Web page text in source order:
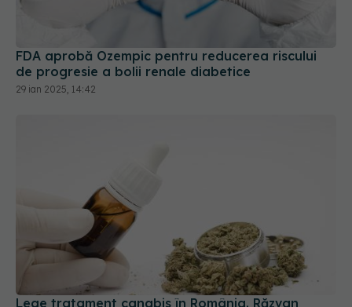
FDA aprobă Ozempic pentru reducerea riscului
Lege tratament canabis în România. Răzvan
Prisada (ANMDR): Produsul va putea fi prescris şi
ridicat din farmacii